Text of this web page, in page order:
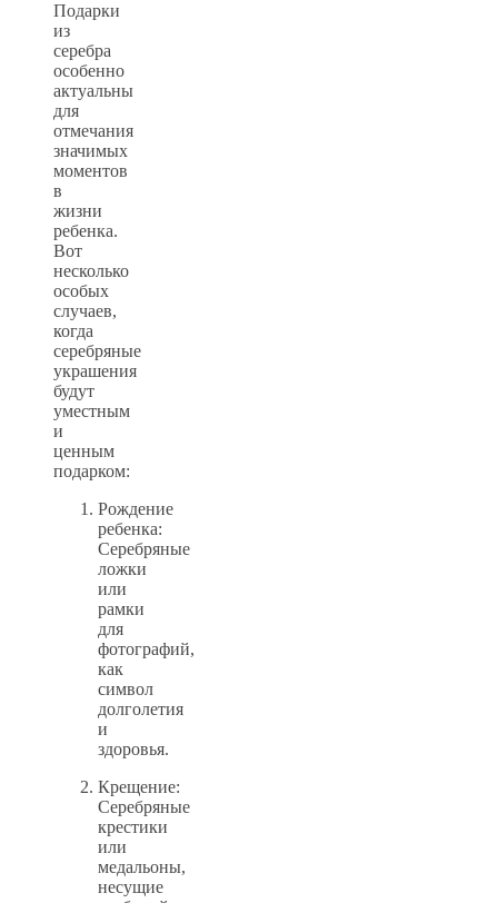
Подарки
из
серебра
особенно
актуальны
для
отмечания
значимых
моментов
в
жизни
ребенка.
Вот
несколько
особых
случаев,
когда
серебряные
украшения
будут
уместным
и
ценным
подарком:
Рождение
ребенка:
Серебряные
ложки
или
рамки
для
фотографий,
как
символ
долголетия
и
здоровья.
Крещение:
Серебряные
крестики
или
медальоны,
несущие